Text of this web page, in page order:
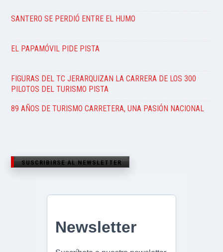
SANTERO SE PERDIÓ ENTRE EL HUMO
EL PAPAMÓVIL PIDE PISTA
FIGURAS DEL TC JERARQUIZAN LA CARRERA DE LOS 300
PILOTOS DEL TURISMO PISTA
89 AÑOS DE TURISMO CARRETERA, UNA PASIÓN NACIONAL
SUSCRIBIRSE AL NEWSLETTER